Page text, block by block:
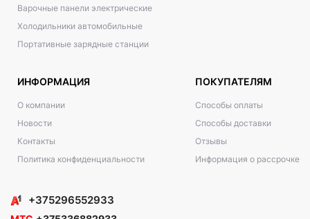
Варочные панели электрические
Холодильники автомобильные
Портативные зарядные станции
ИНФОРМАЦИЯ
О компании
Новости
Контакты
Политика конфиденциальности
ПОКУПАТЕЛЯМ
Способы оплаты
Способы доставки
Отзывы
Информация о рассрочке
+375296552933